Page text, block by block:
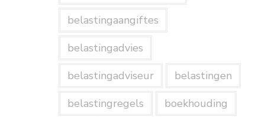
belastingaangiftes
belastingadvies
belastingadviseur
belastingen
belastingregels
boekhouding